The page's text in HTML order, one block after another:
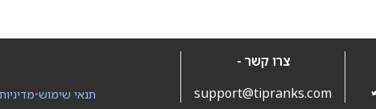
צרו קשר -
support@tipranks.com
•תנאי שימוש